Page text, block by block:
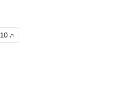
10 л